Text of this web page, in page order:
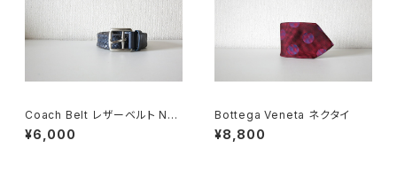
Coach Belt レザーベルト Nav
y
¥6,000
Bottega Veneta ネクタイ
¥8,800